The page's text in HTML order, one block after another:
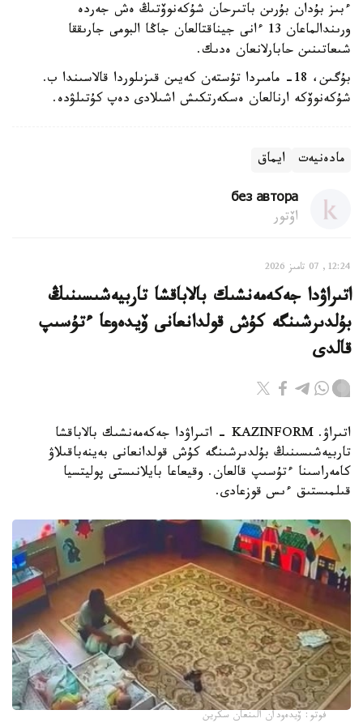
ءبىز بۇدان بۇرىن باتىرحان شۇكەنوۆتىڭ ەش جەردە
ورىندالماعان 13 ءانى جيناقتالعان جاڭا البومى جارىققا
شىعاتىنىن حابارلانعان ەدىك.
بۇگىن، 18- مامىردا تۇستەن كەيىن قىزىلوردا قالاسىندا ب.
شۇكەنوۆكە ارنالعان ەسكەرتكىش اشىلادى دەپ كۇتىلۋدە.
مادەنيەت ايماق
без автора
اۆتور
12:24, 07 تامىز 2026
اتىراۋدا جەكەمەنشىك بالاباقشا تاربيەشىسىنىڭ
بۇلدىرشىنگە كۇش قولدانعانى ۆيدەوعا ءتۇسىپ
قالدى
اتىراۋ. KAZINFORM - اتىراۋدا جەكەمەنشىك بالاباقشا
تاربيەشىسىنىڭ بۇلدىرشىنگە كۇش قولدانعانى بەينەباقىلاۋ
كامەراسىنا ءتۇسىپ قالعان. وقيعاعا بايلانىستى پوليتسيا
قىلمىستىق ءىس قوزعادى.
فوتو: ۆيدەودان الىنعان سكرين